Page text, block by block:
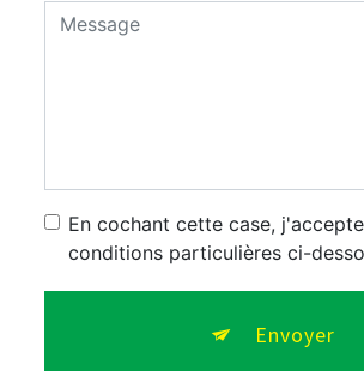
En cochant cette case,
conditions particulières ci-
Envoyer